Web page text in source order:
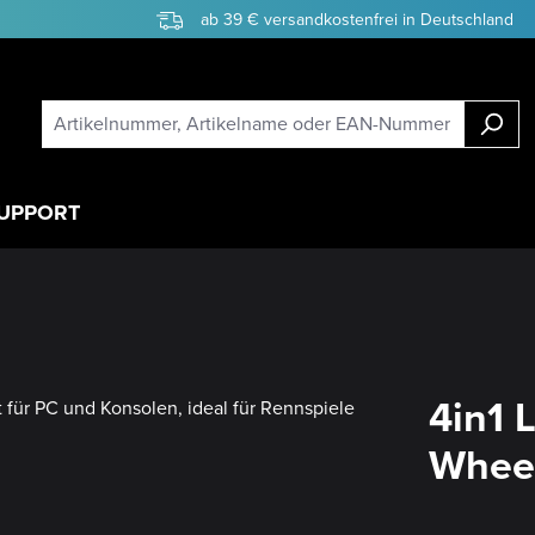
ab 39 € versandkostenfrei in Deutschland
4in1